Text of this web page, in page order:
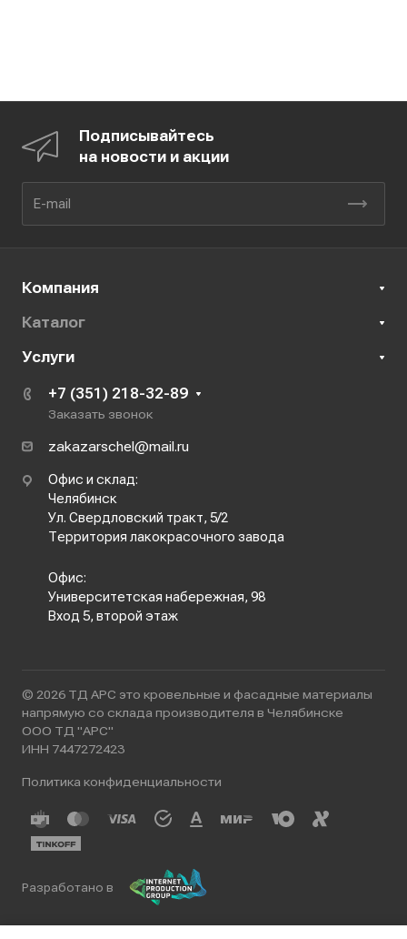
Подписывайтесь
на новости и акции
Компания
Каталог
Услуги
+7 (351) 218-32-89
Заказать звонок
zakazarschel@mail.ru
Офис и склад:
Челябинск
Ул. Свердловский тракт, 5/2
Территория лакокрасочного завода
Офис:
Университетская набережная, 98
Вход 5, второй этаж
© 2026 ТД АРС это кровельные и фасадные материалы
напрямую со склада производителя в Челябинске
ООО ТД "АРС"
ИНН 7447272423
Политика конфиденциальности
Разработано в